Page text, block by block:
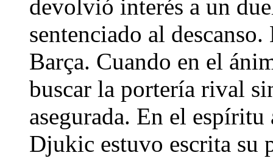
devolvió interés a un
sentenciado al
Barça. Cuando en el
buscar la portería rival
asegurada. En el
Djukic estuvo escrita su